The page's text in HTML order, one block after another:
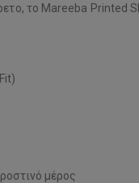
το Mareeba Printed
μέρος